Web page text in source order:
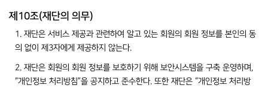
제10조(재단의 의무)
1. 재단은 서비스 제공과 관련하여 알고 있는 회원의 회원 정보를 본인의 동
의 없이 제3자에게 제공하지 않는다.
2. 재단은 회원의 회원 정보를 보호하기 위해 보안시스템을 구축 운영하며,
“개인정보 처리방침”을 공지하고 준수한다. 또한 재단은 “개인정보 처리방